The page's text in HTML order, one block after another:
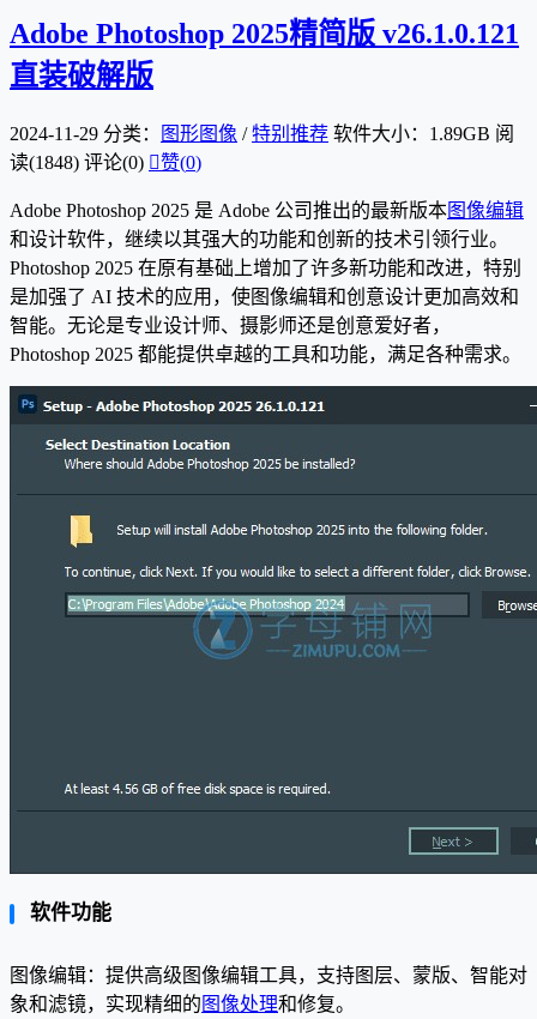
Adobe Photoshop 2025精简版 v26.1.0.121
直装破解版
2024-11-29 分类： 图形图像 /特别推荐 软件大小：1.89GB 阅
读(1848) 评论(0) 赞(0)
Adobe Photoshop 2025 是 Adobe 公司推出的最新版本图像编辑
和设计软件，继续以其强大的功能和创新的技术引领行业。
Photoshop 2025 在原有基础上增加了许多新功能和改进，特别
是加强了 AI 技术的应用，使图像编辑和创意设计更加高效和
智能。无论是专业设计师、摄影师还是创意爱好者，
Photoshop 2025 都能提供卓越的工具和功能，满足各种需求。
软件功能
图像编辑：提供高级图像编辑工具，支持图层、蒙版、智能对
象和滤镜，实现精细的 图像处理和修复。